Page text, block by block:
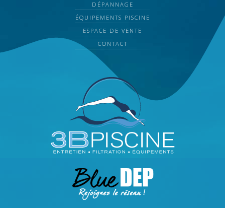
DÉPANNAGE
ÉQUIPEMENTS PISCINE
ESPACE DE VENTE
CONTACT